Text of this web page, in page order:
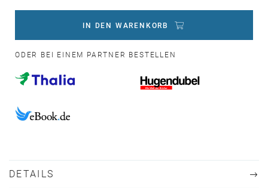
IN DEN WARENKORB
ODER BEI EINEM PARTNER BESTELLEN
DETAILS